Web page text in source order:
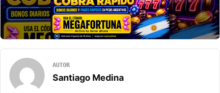
AUTOR
Santiago Medina